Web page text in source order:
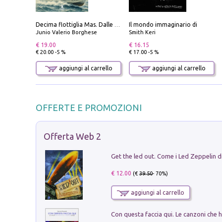
Junio Valerio Borghese
€ 19.00
€ 20.00 -5 %
aggiungi al carrello
Il mondo immaginario di
Smith Keri
€ 16.15
€ 17.00 -5 %
aggiungi al carrello
OFFERTE E PROMOZIONI
Offerta Web 2
€ 12.00 (€39.50- 70%)
aggiungi al carrello